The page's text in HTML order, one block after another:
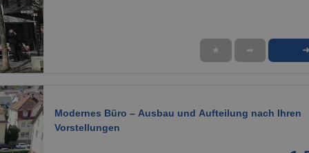
1 / 9
★ ➦ ➜
Modernes Büro – Ausbau und Aufteilung nach Ihren
Vorstellungen